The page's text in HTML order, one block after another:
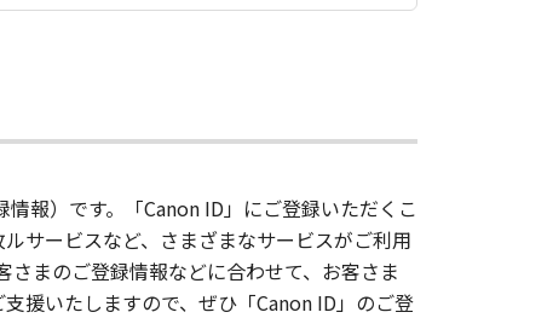
報）です。「Canon ID」にご登録いただくこ
サービスなど、さまざまなサービスがご利用
まのご登録情報などに合わせて、お客さま
援いたしますので、ぜひ「Canon ID」のご登